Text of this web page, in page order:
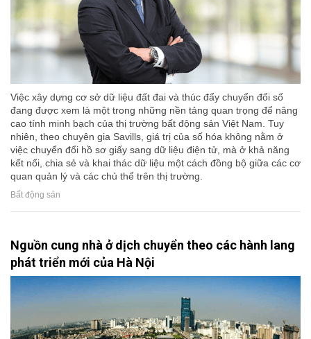
Việc xây dựng cơ sở dữ liệu đất đai và thúc đẩy chuyển đổi số
đang được xem là một trong những nền tảng quan trọng để nâng
cao tính minh bạch của thị trường bất động sản Việt Nam. Tuy
nhiên, theo chuyên gia Savills, giá trị của số hóa không nằm ở
việc chuyển đổi hồ sơ giấy sang dữ liệu điện tử, mà ở khả năng
kết nối, chia sẻ và khai thác dữ liệu một cách đồng bộ giữa các cơ
quan quản lý và các chủ thể trên thị trường.
Bất động sản
Nguồn cung nhà ở dịch chuyển theo các hành lang
phát triển mới của Hà Nội